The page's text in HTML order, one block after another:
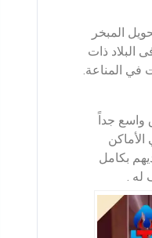
المبخر
البلاد ذات
في المناعة.
واسع جداً
24 ساعة متواصلة في الأماكن
15 عام ، ما زال يعمل لديهم بكامل
له .